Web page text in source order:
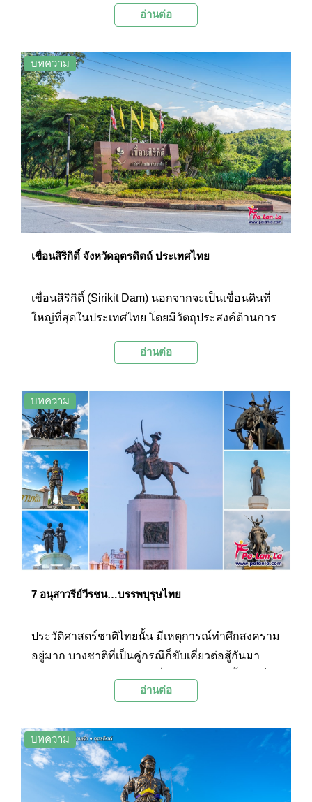
และบอกเล่าเรื่องราว วิถีชีวิต และขนบธรรมเนียม
มาจนถึงปัจจุบัน
อ่านต่อ
บทความ
เขื่อนสิริกิติ์ จังหวัดอุตรดิตถ์ ประเทศไทย
เขื่อนสิริกิติ์ (Sirikit Dam) นอกจากจะเป็นเขื่อนดินที่
ใหญ่ที่สุดในประเทศไทย โดยมีวัตถุประสงค์ด้านการ
สถานที่ท่องเที่ยวพักผ่อนหย่อนใจที่สำคัญอีกแห่งหนึ่ง
อ่านต่อ
บทความ
7 อนุสาวรีย์วีรชน…บรรพบุรุษไทย
ประวัติศาสตร์ชาติไทยนั้น มีเหตุการณ์ทำศึกสงคราม
อยู่มาก บางชาติที่เป็นคู่กรณีก็ขับเคี่ยวต่อสู้กันมา
ช่วงระยะเวลาสร้างบ้านสร้างเมืองซึ่งแต่ละฝ่ายต่าง
แว่นแคว้น สงครามของไทยในประวัติศาสตร์นั้น มี
เหตุการณ์เรื่องราวมากมายที่เป็นตำนานแห่งการ
ต่อสู้ การเสียสละของบรรพชนได้ถูกจารึกไว้ในรูป
แบบต่างๆ ให้ลูกหลานไทยได้รับรู้และจดจำสืบต่อกัน
อ่านต่อ
บทความ